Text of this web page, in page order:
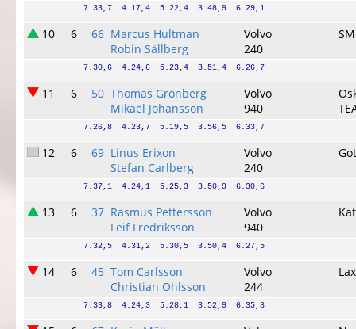
7.33,7  4.17,4  5.22,4  3.48,9  6.29,1
10 6 66 Marcus Hultman
Robin Sällberg
Volvo
240
7.30,6  4.24,6  5.23,4  3.51,4  6.26,7
11 6 50 Thomas Grönberg
Mikael Johansson
Volvo
940
7.26,8  4.23,7  5.19,5  3.56,5  6.33,7
12 6 69 Linus Erixon
Stefan Carlberg
Volvo
240
7.37,1  4.24,1  5.25,3  3.50,9  6.30,6
13 6 37 Rasmus Pettersson
Leif Fredriksson
Volvo
940
7.32,5  4.31,2  5.30,5  3.50,4  6.27,5
14 6 45 Tom Carlsson
Christian Ohlsson
Volvo
244
7.33,8  4.24,3  5.28,1  3.52,9  6.35,8